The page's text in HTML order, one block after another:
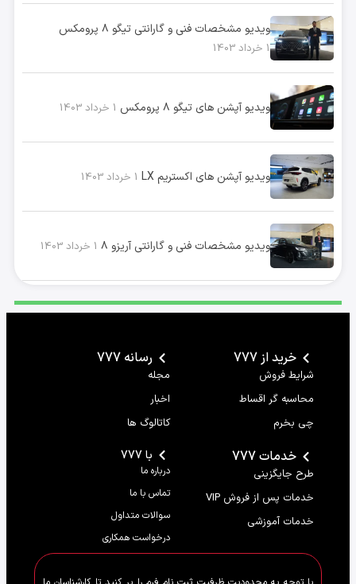
ویدیو مشخصات فنی و گارانتی تیگو ۸ پرومکس
1 خرداد 1403
ویدیو آپشن های تیگو ۸ پرومکس 1 خرداد 1403
ویدیو آپشن های اکستریم LX 1 خرداد 1403
ویدیو مشخصات فنی و گارانتی آریزو ۸ 1 خرداد 1403
خرید از 777
شرایط فروش
محاسبه گر اقساط
چی بخرم
رسانه 777
مجله
اخبار
کاتالوگ ها
خدمات 777
طرح جایگزینی
خدمات پس از فروش VIP
خدمات آموزشی
با 777
درباره ما
تماس با ما
سوالات متداول
درخواست همکاری